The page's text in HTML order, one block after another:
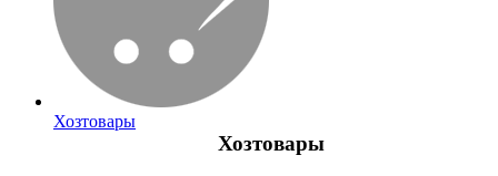
Хозтовары
Хозтовары